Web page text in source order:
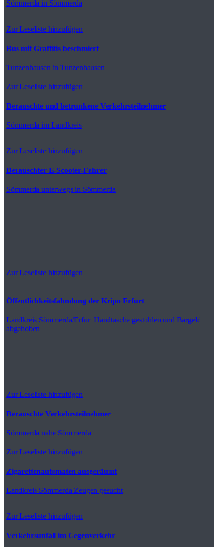
Sömmerda in Sömmerda
Zur Leseliste hinzufügen
Bus mit Graffitis beschmiert
Tunzenhausen in Tunzenhausen
Zur Leseliste hinzufügen
Berauschte und betrunkene Verkehrsteilnehmer
Sömmerda im Landkreis
Zur Leseliste hinzufügen
Berauschter E-Scooter-Fahrer
Sömmerda unterwegs in Sömmerda
Zur Leseliste hinzufügen
Öffentlichkeitsfahndung der Kripo Erfurt
Landkreis Sömmerda/Erfurt Handtasche gestohlen und Bargeld
abgehoben
Zur Leseliste hinzufügen
Berauschte Verkehrsteilnehmer
Sömmerda nahe Sömmerda
Zur Leseliste hinzufügen
Zigarettenautomaten ausgeräumt
Landkreis Sömmerda Zeugen gesucht
Zur Leseliste hinzufügen
Verkehrsunfall im Gegenverkehr